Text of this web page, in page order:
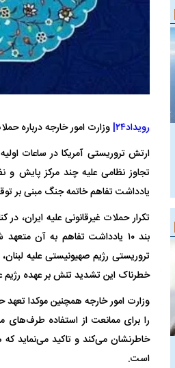
رویداد۲۴|
وزارت امور خارجه درباره
تجاوز نظامی علیه چند مرکز پایش
یادداشت تفاهم خاتمه جنگ مبنی بر
تکرار حملات غیرقانونی علیه ایران،
بند ۱۰ یادداشت تفاهم به آن
تروریستی رژیم صهیونیستی علیه
خطرناک این تشدید تنش بر عهده
وزارت امور خارجه همچنین موکدا
را برای ممانعت از استفاده طرف‌های
خاطرنشان می‌کند و تاکید می‌نماید
است.